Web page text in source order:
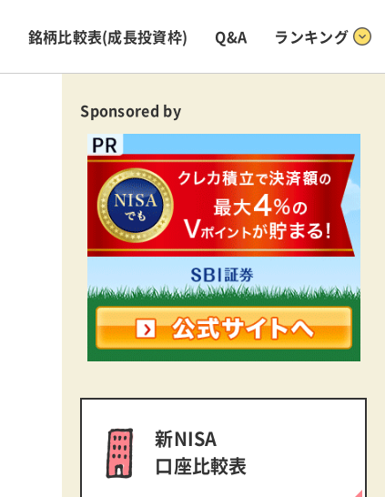
銘柄比較表(成長投資枠) Q&A ランキング
Sponsored by
新NISA
口座比較表